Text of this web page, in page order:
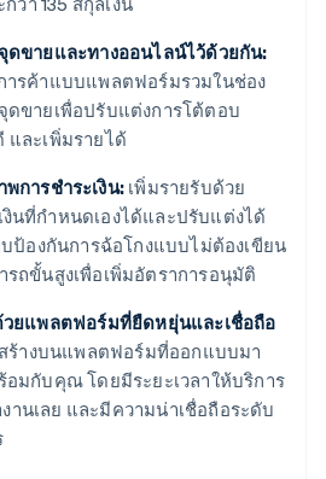
ดขายและทางออนไลน์ไว้ด้วยกัน:
ารค้าแบบแพลตฟอร์มรวมในช่อง
ขายเพื่อปรับแต่งการโต้ตอบ
ละเพิ่มรายได้
การชำระเงิน: เพิ่มรายรับด้วย
งินที่กำหนดเองได้และปรับแต่งได้
บป้องกันการฉ้อโกงแบบไม่ต้องเขียน
ถขั้นสูงเพื่อเพิ่มอัตราการอนุมัติ
วยแพลตฟอร์มที่ยืดหยุ่นและเชื่อถือ
ร้างบนแพลตฟอร์มที่ออกแบบมา
มกับคุณ โดยมีระยะเวลาให้บริการ
นเลย และมีความน่าเชื่อถือระดับ